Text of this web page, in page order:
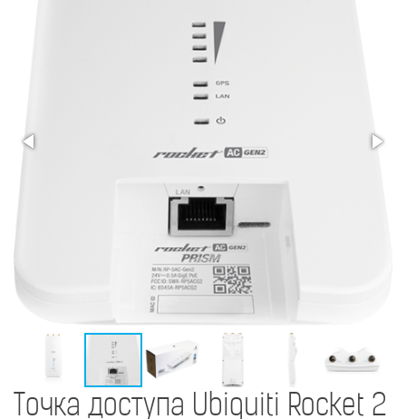
Точка доступа Ubiquiti Rocket 2